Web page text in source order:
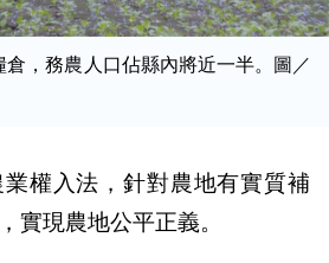
倉，務農人口佔縣內將近一半。圖／
權入法，針對農地有實質補
實現農地公平正義。